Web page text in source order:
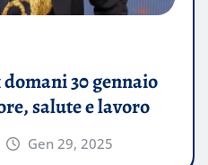
30 gennaio
salute e lavoro
Gen 29, 2025